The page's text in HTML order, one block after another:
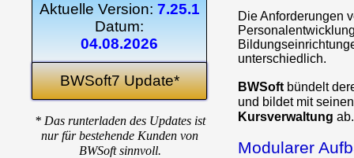
Die Anforderungen
unterschiedlich.
BWSoft bündelt
und bildet mit
Kursverwaltung ab.
Modularer
Aktuelle Version: 7.25.1
Datum:
04.08.2026
BWSoft7 Update*
* Das runterladen des Updates ist
nur für bestehende Kunden von
BWSoft sinnvoll.